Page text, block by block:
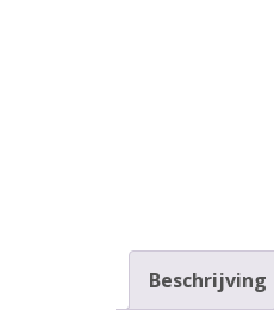
Beschrijving